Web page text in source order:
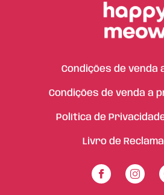
Condições de venda
Condições de venda a
Política de
Livro de